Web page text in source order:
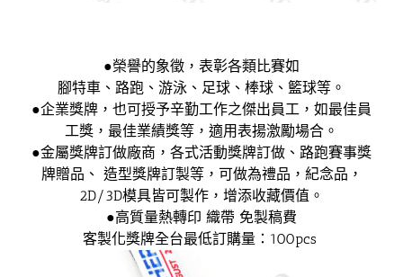
●榮譽的象徵，表彰各類比賽如
腳特車、路跑、游泳、足球、棒球、籃球等。
●企業獎牌，也可授予辛勤工作之傑出員工，如最佳員
工獎，最佳業績獎等，適用表揚激勵場合。
●金屬獎牌訂做廠商，各式活動獎牌訂做、路跑賽事獎
牌贈品、 造型獎牌訂製等，可做為禮品，紀念品，
2D/3D模具皆可製作，增添收藏價值。
●高質量熱轉印 織帶 免製稿費
客製化獎牌全台最低訂購量：100pcs ​